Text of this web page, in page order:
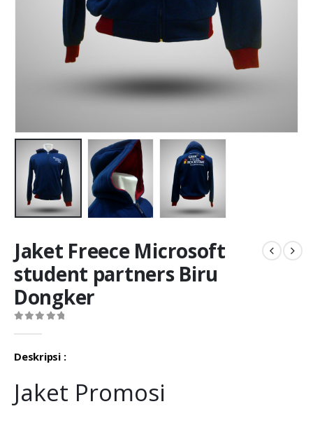
Jaket Freece Microsoft
student partners Biru
Dongker
Deskripsi :
Jaket Promosi